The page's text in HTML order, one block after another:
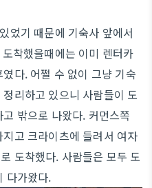
었기 때문에 기숙사 앞에서
착했을때에는 이미 렌터카
다. 어쩔 수 없이 그냥 기숙
리하고 있으니 사람들이 도
밖으로 나왔다. 커먼스쪽
고 크라이츠에 들려서 여자
도착했다. 사람들은 모두 도
다가왔다.